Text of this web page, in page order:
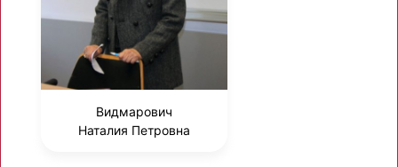
Видмарович
Наталия Петровна